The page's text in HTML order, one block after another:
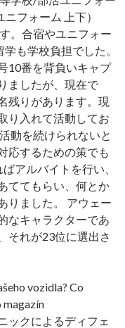
フォーム 上下）
。合宿やユニフォー
も学校負担でした。
10番を背負いキャプ
ましたが、現在で
残りがあります。現
り入れて活動してお
動を続けられないと
応するための策でも
アルバイトを行い、
ててもらい、何とか
りました。 アウェー
なキャラクターであ
それが23位に選出さ
ックによるディフェ